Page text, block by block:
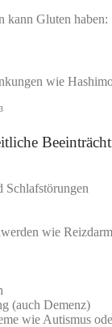
kann Gluten haben:
wie
Schlafstörungen
wie
(auch Demenz)
wie Autismus